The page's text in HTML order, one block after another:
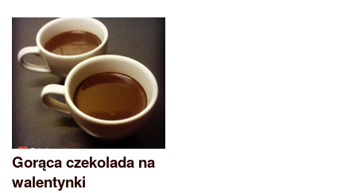
Gorąca czekolada na
walentynki